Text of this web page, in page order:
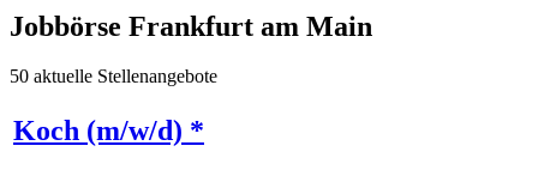
Jobbörse Frankfurt am Main
50 aktuelle Stellenangebote
Koch (m/w/d) *